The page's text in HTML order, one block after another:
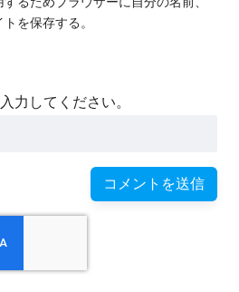
を保存する。
力してください。